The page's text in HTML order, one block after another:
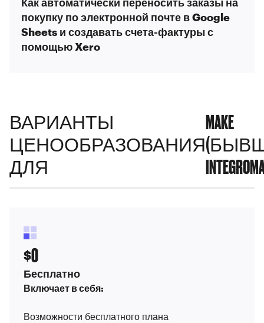
покупку по электронной почте в Google
Sheets и создавать счета-фактуры с
помощью Xero
ВАРИАНТЫ
ЦЕНООБРАЗОВАНИЯ
ДЛЯ
MAKE
$0
Бесплатно
Включает в себя:
Возможности бесплатного плана